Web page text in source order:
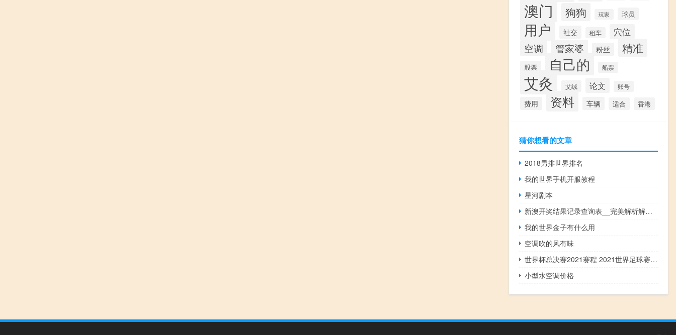
澳门 狗狗 玩家 球员
用户 社交 租车 穴位
空调 管家婆 粉丝 精准
股票 自己的 船票
艾灸 艾绒 论文 账号
费用 资料 车辆 适合 香港
猜你想看的文章
2018男排世界排名
我的世界手机开服教程
星河剧本
新澳开奖结果记录查询表__完美解析解释落实-2386.ISO.529
我的世界金子有什么用
空调吹的风有味
世界杯总决赛2021赛程 2021世界足球赛事赛程
小型水空调价格